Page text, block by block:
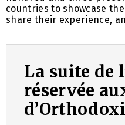
countries to showcase
share their experience,
La suite de
réservée